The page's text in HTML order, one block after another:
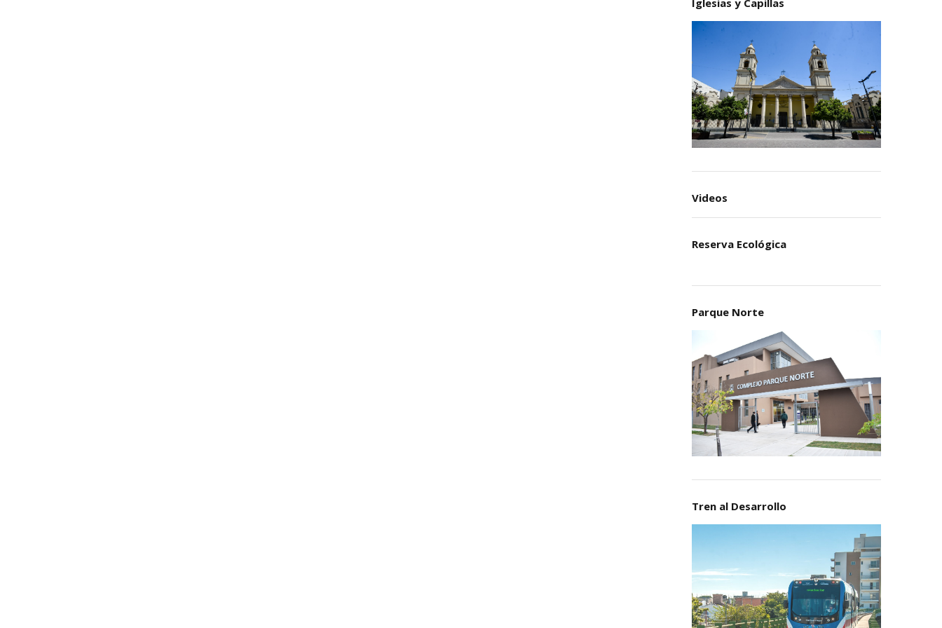
Iglesias y Capillas
Videos
Reserva Ecológica
Parque Norte
Tren al Desarrollo